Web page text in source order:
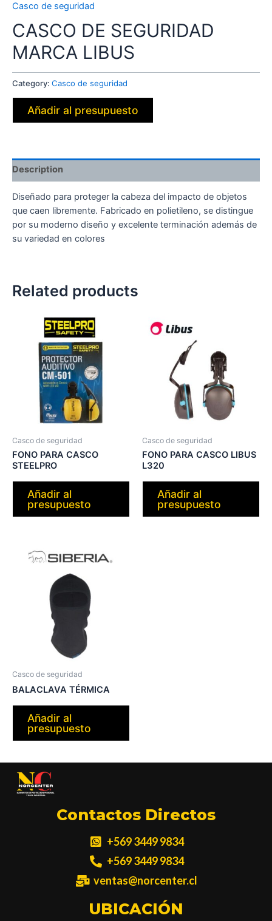
Casco de seguridad
CASCO DE SEGURIDAD
MARCA LIBUS
Category: Casco de seguridad
Añadir al presupuesto
Description
Diseñado para proteger la cabeza del impacto de objetos
que caen libremente. Fabricado en polietileno, se distingue
por su moderno diseño y excelente terminación además de
su variedad en colores
Related products
Casco de seguridad
FONO PARA CASCO
STEELPRO
Añadir al
presupuesto
Casco de seguridad
FONO PARA CASCO LIBUS
L320
Añadir al
presupuesto
Casco de seguridad
BALACLAVA TÉRMICA
Añadir al
presupuesto
Contactos Directos
+569 3449 9834
+569 3449 9834
ventas@norcenter.cl
UBICACIÓN